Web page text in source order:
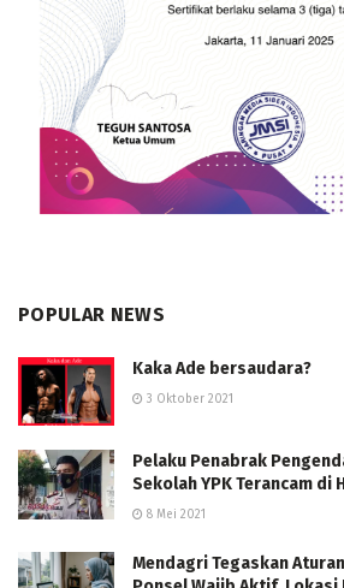
POPULAR NEWS
Kaka Ade bersaudara?
3 Oktober 2021
Pelaku Penabrak
Sekolah YPK Terancam di
8 Mei 2021
Mendagri Tegaskan Aturan